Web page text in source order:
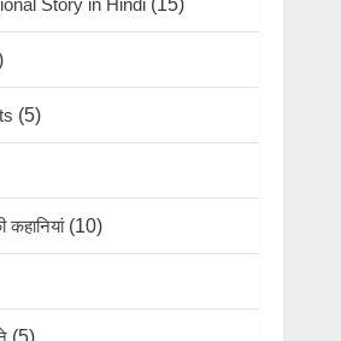
Story in Hindi (15)
(5)
(10)